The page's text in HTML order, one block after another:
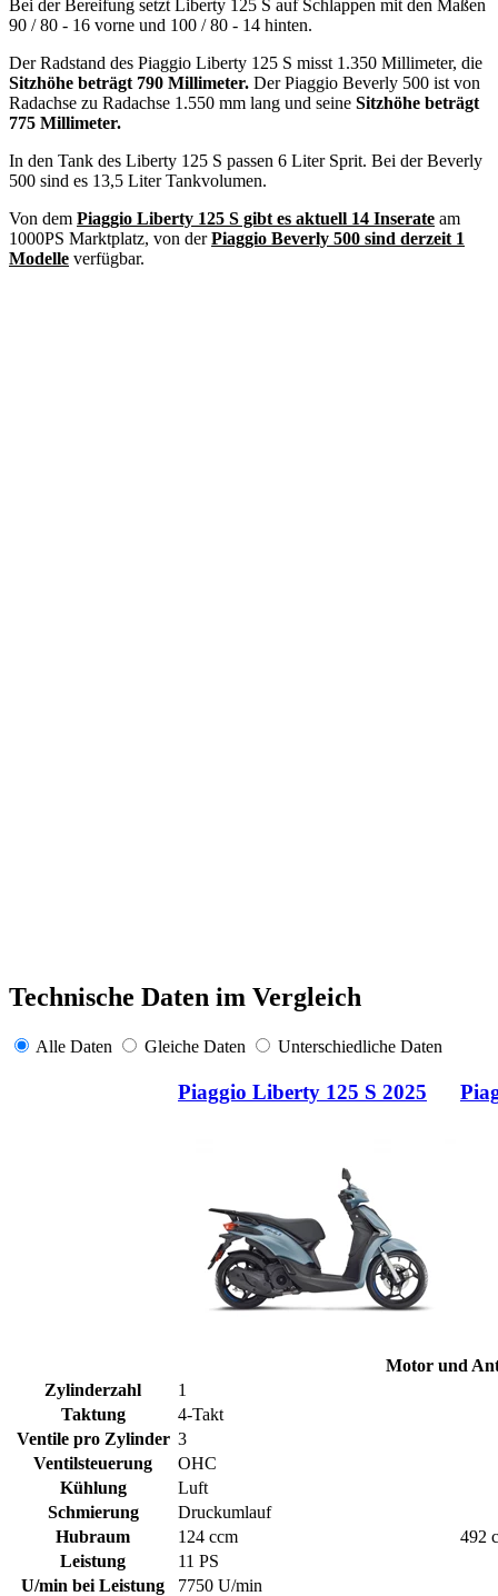
Bei der Bereifung setzt Liberty 125 S auf Schlappen mit den Maßen
90 / 80 - 16 vorne und 100 / 80 - 14 hinten.
Der Radstand des Piaggio Liberty 125 S misst 1.350 Millimeter, die
Sitzhöhe beträgt 790 Millimeter. Der Piaggio Beverly 500 ist von
Radachse zu Radachse 1.550 mm lang und seine Sitzhöhe beträgt
775 Millimeter.
In den Tank des Liberty 125 S passen 6 Liter Sprit. Bei der Beverly
500 sind es 13,5 Liter Tankvolumen.
Von dem Piaggio Liberty 125 S gibt es aktuell 14 Inserate am
1000PS Marktplatz, von derPiaggio Beverly 500 sind derzeit 1
Modelle verfügbar.
Technische Daten im Vergleich
Alle Daten Gleiche Daten Unterschiedliche Daten
Piaggio Liberty 125 S 2025
Motor und
Zylinderzahl
1
Taktung
4-Takt
Ventile pro Zylinder 3
Ventilsteuerung
OHC
Kühlung
Luft
Schmierung
Druckumlauf
Hubraum
124 ccm
492
Leistung
11 PS
U/min bei Leistung
7750 U/min